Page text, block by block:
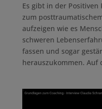
Es gibt in der Positiven
zum
aufzeigen wie es
schweren
fassen und sogar
herauszukommen. Auf